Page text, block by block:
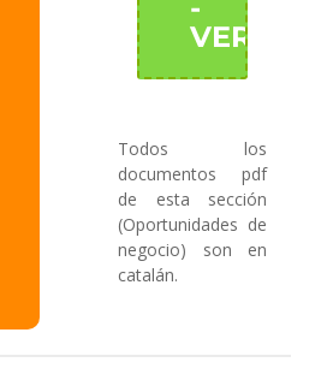
-
VER
Todos los
documentos pdf
de esta sección
(Oportunidades de
negocio) son en
catalán.